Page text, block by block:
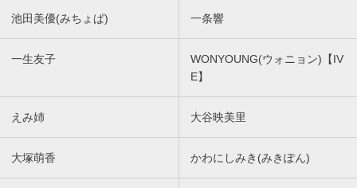
池田美優(みちょぱ) 一条響
一生友子
WONYOUNG(ウォニョン)【IV
E】
えみ姉 大谷映美里
大塚萌香 かわにしみき(みきぽん)